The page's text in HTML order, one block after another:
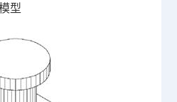
型